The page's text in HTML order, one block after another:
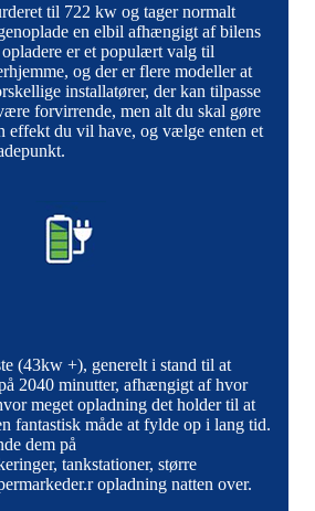
til 722 kw og tager normalt
en elbil afhængigt af bilens
er et populært valg til
og der er flere modeller at
installatører, der kan tilpasse
forvirrende, men alt du skal gøre
effekt du vil have, og vælge enten et
(43kw +), generelt i stand til at
2040 minutter, afhængigt af hvor
meget opladning det holder til at
fantastisk måde at fylde op i lang tid.
dem på
tankstationer, større
opladning natten over.